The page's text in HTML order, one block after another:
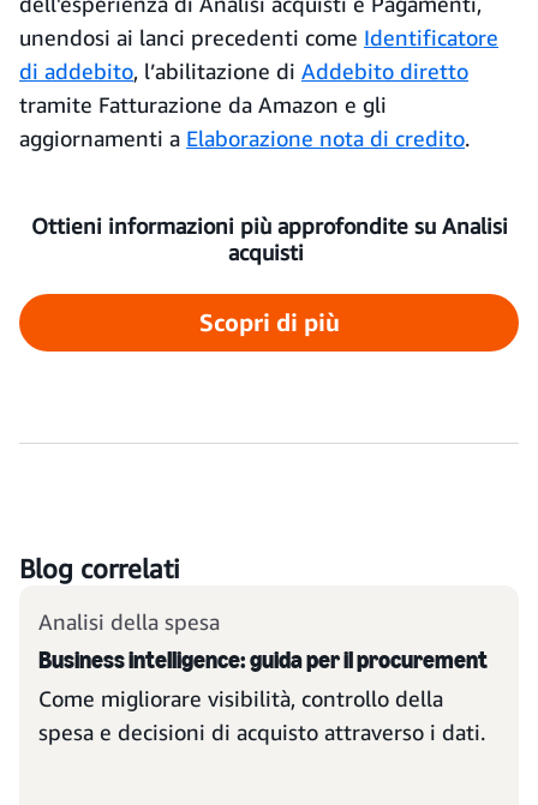
unendosi ai lanci precedenti come Identificatore
di addebito, l’abilitazione di Addebito diretto
tramite Fatturazione da Amazon e gli
aggiornamenti a Elaborazione nota di credito.
Ottieni informazioni più approfondite su Analisi
acquisti
Scopri di più
Blog correlati
Analisi della spesa
Business intelligence: guida per il procurement
Come migliorare visibilità, controllo della
spesa e decisioni di acquisto attraverso i dati.